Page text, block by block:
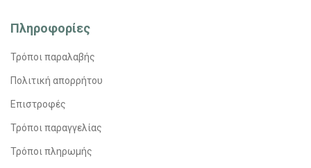
Πληροφορίες
Τρόποι παραλαβής
Πολιτική απορρήτου
Επιστροφές
Τρόποι παραγγελίας
Τρόποι πληρωμής